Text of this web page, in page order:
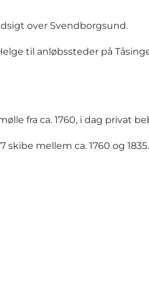
over Svendborgsund.
til anløbssteder på
fra ca. 1760, i dag privat
mellem ca. 1760 og 1835.